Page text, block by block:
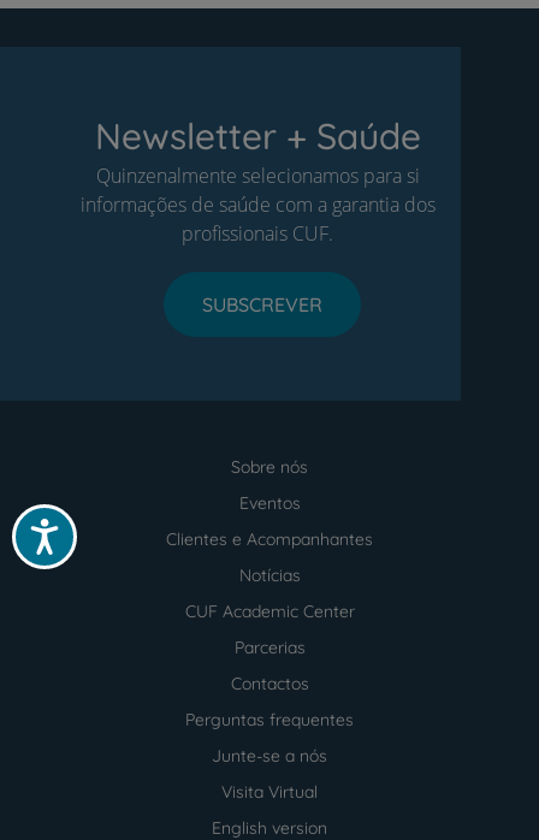
Acessibilidade
Newsletter + Saúde
Quinzenalmente selecionamos para si
informações de saúde com a garantia dos
profissionais CUF.
SUBSCREVER
Sobre nós
Eventos
Clientes e Acompanhantes
Notícias
CUF Academic Center
Parcerias
Contactos
Perguntas frequentes
Junte-se a nós
Visita Virtual
English version